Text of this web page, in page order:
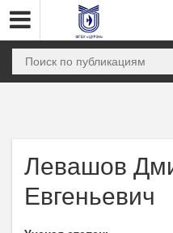
Левашов
Евгеньевич